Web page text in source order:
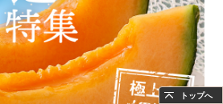
トップへ